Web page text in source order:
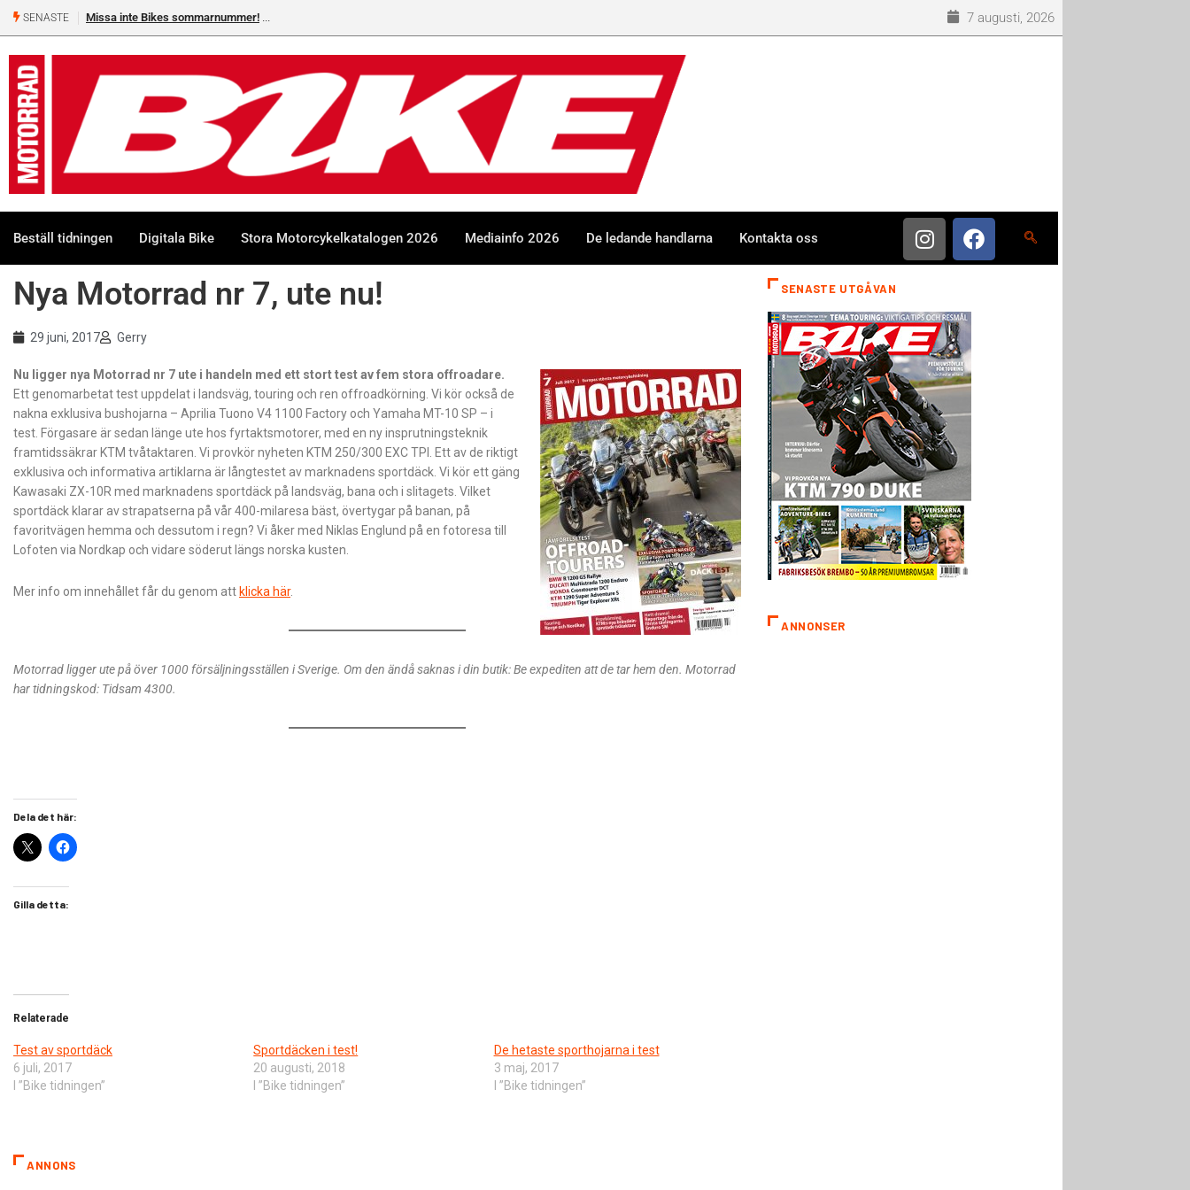
SENASTE Missa inte Bikes sommarnummer! 7 augusti, 2026
Beställ tidningen Digitala Bike Stora Motorcykelkatalogen 2026 Mediainfo 2026 De ledande handlarna Kontakta oss
Nya Motorrad nr 7, ute nu!
29 juni, 2017 Gerry
Nu ligger nya Motorrad nr 7 ute i handeln med ett stort test av fem stora offroadare.
Ett genomarbetat test uppdelat i landsväg, touring och ren offroadkörning. Vi kör också de
nakna exklusiva bushojarna – Aprilia Tuono V4 1100 ­Factory och Yamaha MT-10 SP – i
test. Förgasare är sedan länge ute hos fyrtaktsmotorer, med en ny insprutningsteknik
framtidssäkrar KTM tvåtaktaren. Vi provkör nyheten KTM 250/300 EXC TPI. Ett av de riktigt
exklusiva och informativa artiklarna är långtestet av marknadens sportdäck. Vi kör ett gäng
Kawasaki ZX-10R med marknadens sportdäck på landsväg, bana och i slitagets. Vilket
sportdäck klarar av strapatserna på vår 400-milaresa bäst, övertygar på banan, på
favoritvägen hemma och dessutom i regn? Vi åker med Niklas Englund på en foto­resa till
Lofoten via Nordkap och vidare söderut längs norska kusten.
Mer info om innehållet får du genom attklicka här.
Motorrad ligger ute på över 1000 försäljningsställen i Sverige. Om den ändå saknas i din butik: Be expediten att de tar hem den. Motorrad
har tidningskod: Tidsam 4300.
Dela det här:
Gilla detta:
Relaterade
Test av sportdäck
6 juli, 2017
I ”Bike tidningen”
Sportdäcken i test!
20 augusti, 2018
I ”Bike tidningen”
De hetaste sporthojarna i test
3 maj, 2017
I ”Bike tidningen”
ANNONS
SENASTE UTGÅVAN
ANNONSER